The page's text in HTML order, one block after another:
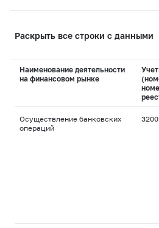
Раскрыть все строки с данными
Наименование деятельности
на финансовом рынке
Осуществление банковских
операций
3200